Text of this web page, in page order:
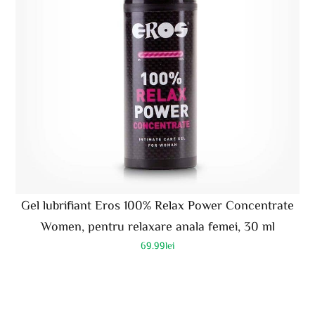
Gel lubrifiant Eros 100% Relax Power Concentrate
Women, pentru relaxare anala femei, 30 ml
69.99lei